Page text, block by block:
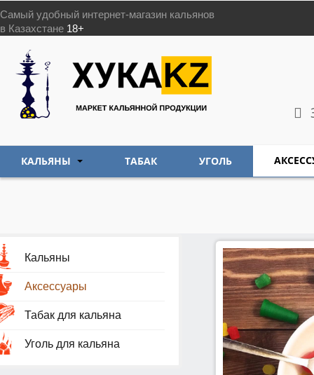
Самый удобный интернет-магазин кальянов
в Казахстане 18+
КАЛЬЯНЫ ТАБАК УГОЛЬ
Кальяны
Аксессуары
Табак для кальяна
Уголь для кальяна